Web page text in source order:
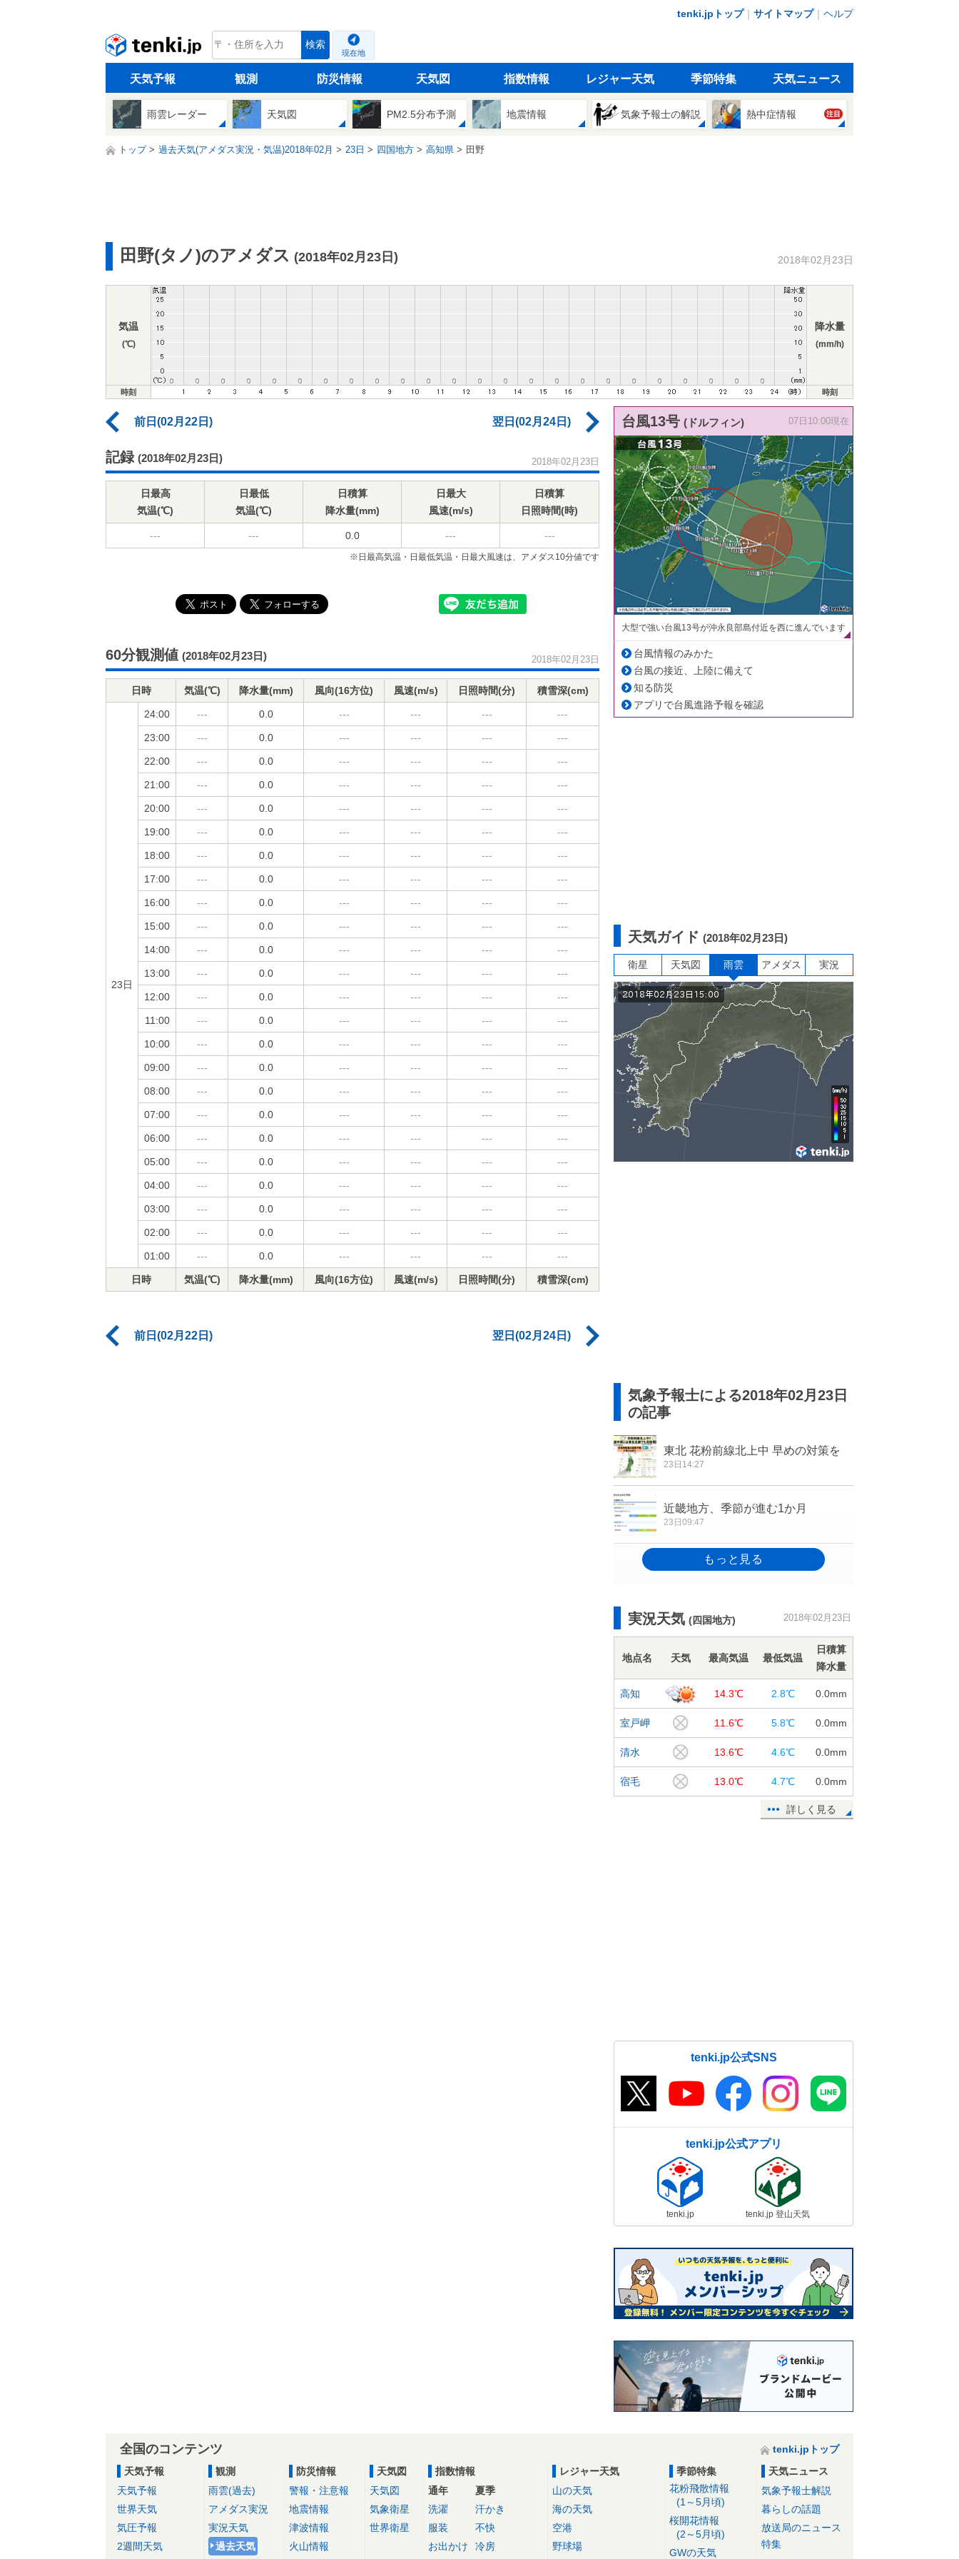
tenki.jpトップ｜ サイトマップ｜ ヘルプ
tenki.jp 検索
現在地
天気予報 観測 防災情報 天気図 指数情報 レジャー天気 季節特集 天気ニュース
雨雲レーダー 天気図 PM2.5分布予測 地震情報 気象予報士の解説 熱中症情報 注目
トップ 過去天気(アメダス実況・気温)2018年02月 23日 四国地方 高知県 田野
田野(タノ)のアメダス (2018年02月23日) 2018年02月23日
気温
(℃)
降水量
(mm/h)
時刻 時刻
前日(02月22日) 翌日(02月24日)
記録 (2018年02月23日) 2018年02月23日
日最高
気温(℃)
日最低
気温(℃)
日積算
降水量(mm)
日最大
風速(m/s)
日積算
日照時間(時)
--- --- 0.0 --- ---
※日最高気温・日最低気温・日最大風速は、アメダス10分値です
60分観測値 (2018年02月23日) 2018年02月23日
日時 気温(℃) 降水量(mm) 風向(16方位) 風速(m/s) 日照時間(分) 積雪深(cm)
23日
24:00 --- 0.0 --- --- --- ---
23:00 --- 0.0 --- --- --- ---
22:00 --- 0.0 --- --- --- ---
21:00 --- 0.0 --- --- --- ---
20:00 --- 0.0 --- --- --- ---
19:00 --- 0.0 --- --- --- ---
18:00 --- 0.0 --- --- --- ---
17:00 --- 0.0 --- --- --- ---
16:00 --- 0.0 --- --- --- ---
15:00 --- 0.0 --- --- --- ---
14:00 --- 0.0 --- --- --- ---
13:00 --- 0.0 --- --- --- ---
12:00 --- 0.0 --- --- --- ---
11:00 --- 0.0 --- --- --- ---
10:00 --- 0.0 --- --- --- ---
09:00 --- 0.0 --- --- --- ---
08:00 --- 0.0 --- --- --- ---
07:00 --- 0.0 --- --- --- ---
06:00 --- 0.0 --- --- --- ---
05:00 --- 0.0 --- --- --- ---
04:00 --- 0.0 --- --- --- ---
03:00 --- 0.0 --- --- --- ---
02:00 --- 0.0 --- --- --- ---
01:00 --- 0.0 --- --- --- ---
日時 気温(℃) 降水量(mm) 風向(16方位) 風速(m/s) 日照時間(分) 積雪深(cm)
前日(02月22日) 翌日(02月24日)
台風13号 (ドルフィン) 07日10:00現在
大型で強い台風13号が沖永良部島付近を西に進んでいます
台風情報のみかた
台風の接近、上陸に備えて
知る防災
アプリで台風進路予報を確認
天気ガイド (2018年02月23日)
衛星 天気図 雨雲 アメダス 実況
気象予報士による2018年02月23日
の記事
東北 花粉前線北上中 早めの対策を
23日14:27
近畿地方、季節が進む1か月
23日09:47
実況天気 (四国地方) 2018年02月23日
地点名 天気 最高気温 最低気温
日積算
降水量
高知 14.3℃ 2.8℃ 0.0mm
室戸岬 11.6℃ 5.8℃ 0.0mm
清水 13.6℃ 4.6℃ 0.0mm
宿毛 13.0℃ 4.7℃ 0.0mm
詳しく見る
tenki.jp公式SNS
tenki.jp公式アプリ
tenki.jp tenki.jp 登山天気
全国のコンテンツ
tenki.jpトップ
天気予報
天気予報
世界天気
気圧予報
2週間天気
観測
雨雲(過去)
アメダス実況
実況天気
過去天気
防災情報
警報・注意報
地震情報
津波情報
火山情報
天気図
天気図
気象衛星
世界衛星
指数情報
通年
洗濯
服装
お出かけ
夏季
汗かき
不快
冷房
レジャー天気
山の天気
海の天気
空港
野球場
季節特集
花粉飛散情報
(1～5月頃)
桜開花情報
(2～5月頃)
GWの天気
天気ニュース
気象予報士解説
暮らしの話題
放送局のニュース
特集